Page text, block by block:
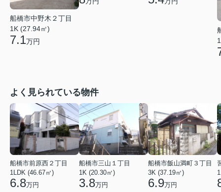
船橋市中野木２丁目
1K (27.94㎡)
7.1万円
よく見られている物件
船橋市前原西２丁目
1LDK (46.67㎡)
6.8万円
船橋市三山１丁目
1K (20.30㎡)
3.8万円
船橋市飯山満町３丁目
3K (37.19㎡)
6.9万円